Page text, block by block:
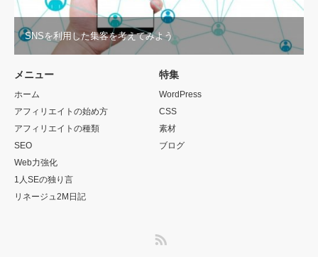
SNSを利用した集客を考えてみよう
メニュー
ホーム
アフィリエイトの始め方
アフィリエイトの種類
SEO
Web力強化
1人SEの独り言
リネージュ2M日記
特集
WordPress
CSS
素材
ブログ